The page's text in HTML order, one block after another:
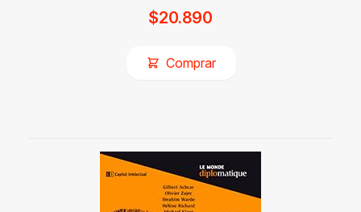
$20.890
Comprar